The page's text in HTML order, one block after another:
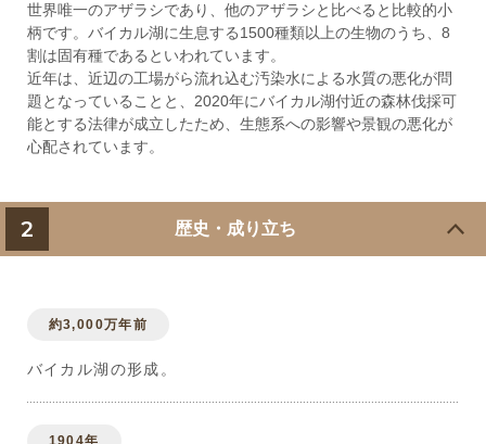
世界唯一のアザラシであり、他のアザラシと比べると比較的小
柄です。バイカル湖に生息する1500種類以上の生物のうち、8
割は固有種であるといわれています。
近年は、近辺の工場がら流れ込む汚染水による水質の悪化が問
題となっていることと、2020年にバイカル湖付近の森林伐採可
能とする法律が成立したため、生態系への影響や景観の悪化が
心配されています。
2 歴史・成り立ち
約3,000万年前
バイカル湖の形成。